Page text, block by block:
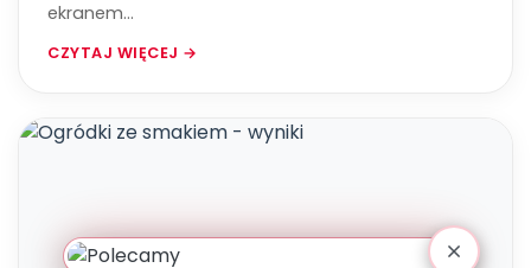
ekranem...
CZYTAJ WIĘCEJ →